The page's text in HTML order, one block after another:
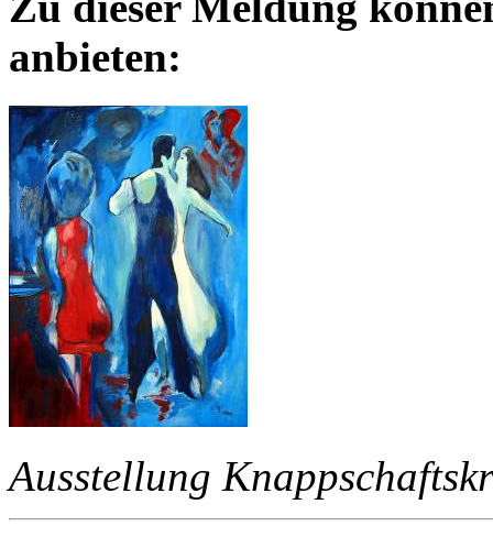
anbieten:
Ausstellung